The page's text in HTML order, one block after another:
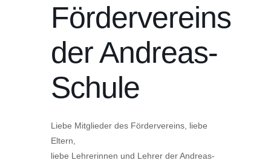
Fördervereins
der Andreas-
Schule
Liebe Mitglieder des Fördervereins, liebe
Eltern,
liebe Lehrerinnen und Lehrer der Andreas-